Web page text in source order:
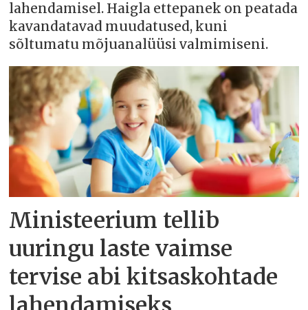
lahendamisel. Haigla ettepanek on peatada
kavandatavad muudatused, kuni
sõltumatu mõjuanalüüsi valmimiseni.
Ministeerium tellib
uuringu laste vaimse
tervise abi kitsaskohtade